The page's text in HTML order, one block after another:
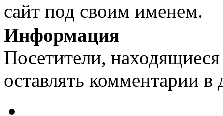
сайт под своим именем.
Информация
Посетители,
оставлять комментарии в